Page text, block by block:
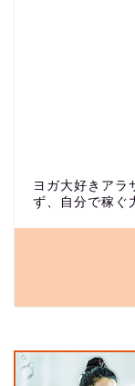
ヨガ大好きアラ
ず、自分で稼ぐ